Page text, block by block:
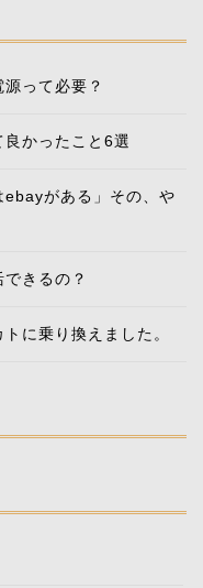
って必要？
かったこと6選
ebayがある」その、や
きるの？
に乗り換えました。